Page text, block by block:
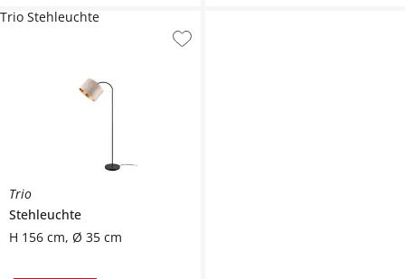
Trio
Stehleuchte
H 156 cm, Ø 35 cm
Trio Stehleuchte